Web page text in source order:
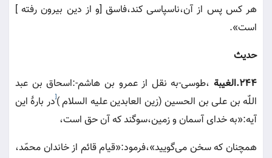
هر كس پس از آن،ناسپاسى كند،فاسق [و از دين بيرون رفته ]
است».
حديث
٢٤٤.الغيبة
،طوسى-به نقل از عمرو بن هاشم-:اسحاق بن عبد
اللّٰه بن على بن الحسين (زين العابدين عليه السلام )]در بارۀ اين
آيه:«به خداى آسمان و زمين،سوگند كه آن حق است،
همچنان كه سخن مى‌گوييد»،فرمود:«قيام قائم از خاندان محمّد،